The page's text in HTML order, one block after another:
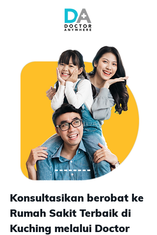
Konsultasikan berobat ke
Rumah Sakit Terbaik di
Kuching melalui Doctor